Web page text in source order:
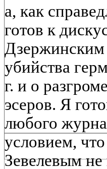
а, как
готов к
Дзержинским
убийства
г. и о
эсеров. Я
любого
условием,
Зевелевым не